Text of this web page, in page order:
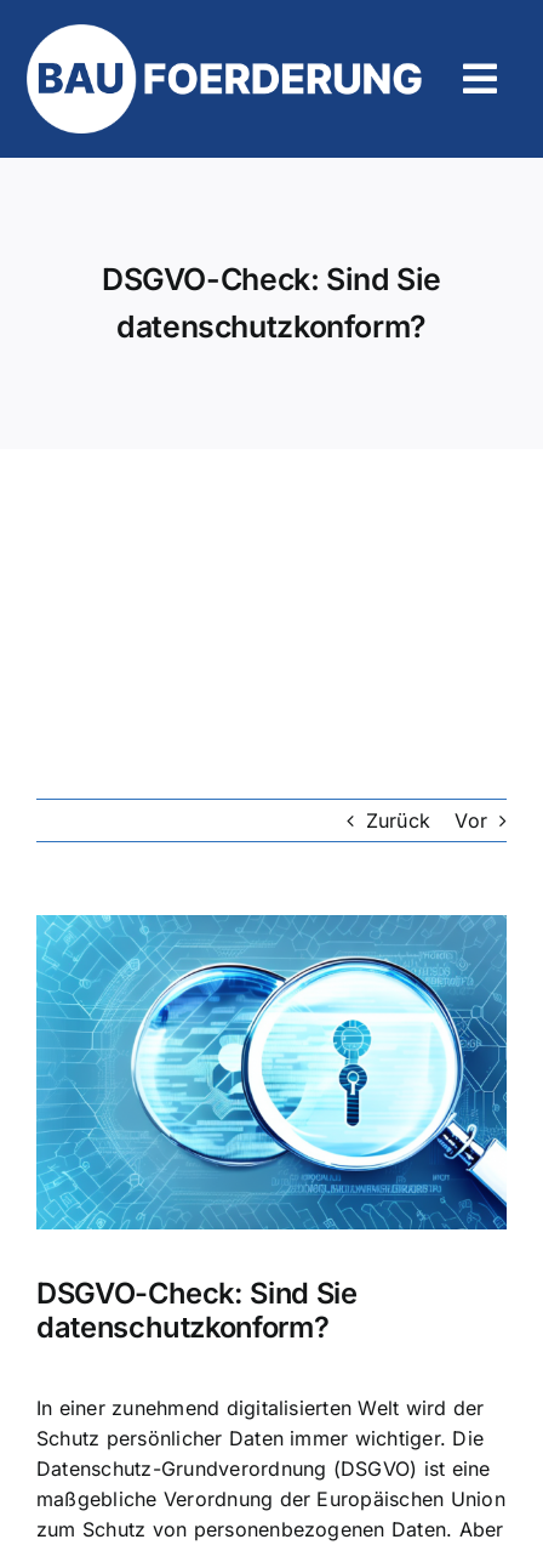
Inhalt
springen
DSGVO-Check: Sind Sie
datenschutzkonform?
Zurück Vor
Zeige
grösseres
Bild
DSGVO-Check: Sind Sie
datenschutzkonform?
In einer zunehmend digitalisierten Welt wird der
Schutz persönlicher Daten immer wichtiger. Die
Datenschutz-Grundverordnung (DSGVO) ist eine
maßgebliche Verordnung der Europäischen Union
zum Schutz von personenbezogenen Daten. Aber